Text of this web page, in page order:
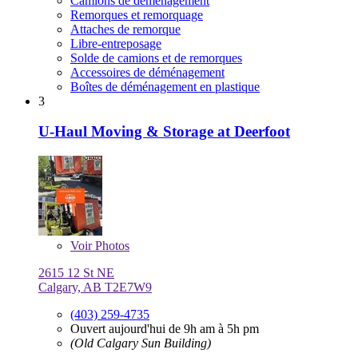
Remorques et remorquage
Attaches de remorque
Libre-entreposage
Solde de camions et de remorques
Accessoires de déménagement
Boîtes de déménagement en plastique
3
U-Haul Moving & Storage at Deerfoot
VoirPhotos
2615 12 St NE
Calgary, AB T2E7W9
(403) 259-4735
Ouvert aujourd'hui de 9h am à 5h pm
(Old Calgary Sun Building)